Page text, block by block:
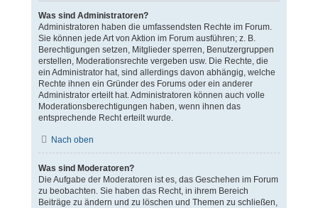
Was sind Administratoren?
Administratoren haben die umfassendsten Rechte im Forum.
Sie können jede Art von Aktion im Forum ausführen; z. B.
Berechtigungen setzen, Mitglieder sperren, Benutzergruppen
erstellen, Moderationsrechte vergeben usw. Die Rechte, die
ein Administrator hat, sind allerdings davon abhängig, welche
Rechte ihnen ein Gründer des Forums oder ein anderer
Administrator erteilt hat. Administratoren können auch volle
Moderationsberechtigungen haben, wenn ihnen das
entsprechende Recht erteilt wurde.
Nach oben
Was sind Moderatoren?
Die Aufgabe der Moderatoren ist es, das Geschehen im Forum
zu beobachten. Sie haben das Recht, in ihrem Bereich
Beiträge zu ändern und zu löschen und Themen zu schließen,